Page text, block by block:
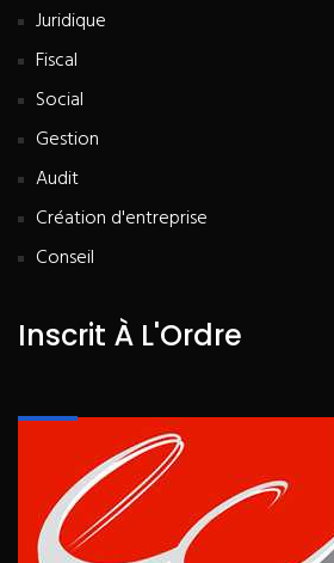
Juridique
Fiscal
Social
Gestion
Audit
Création d'entreprise
Conseil
Inscrit À L'Ordre